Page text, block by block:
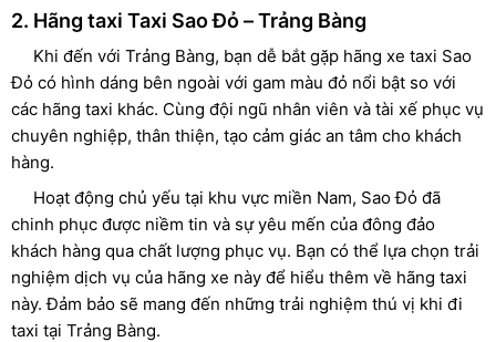
2. Hãng taxi Taxi Sao Đỏ – Trảng Bàng
Khi đến với Trảng Bàng, bạn dễ bắt gặp hãng xe taxi Sao
Đỏ có hình dáng bên ngoài với gam màu đỏ nổi bật so với
các hãng taxi khác. Cùng đội ngũ nhân viên và tài xế phục vụ
chuyên nghiệp, thân thiện, tạo cảm giác an tâm cho khách
hàng.
Hoạt động chủ yếu tại khu vực miền Nam, Sao Đỏ đã
chinh phục được niềm tin và sự yêu mến của đông đảo
khách hàng qua chất lượng phục vụ. Bạn có thể lựa chọn trải
nghiệm dịch vụ của hãng xe này để hiểu thêm về hãng taxi
này. Đảm bảo sẽ mang đến những trải nghiệm thú vị khi đi
taxi tại Trảng Bàng.